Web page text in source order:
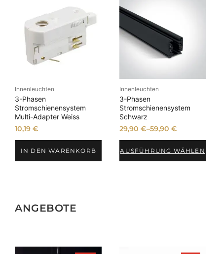
Innenleuchten
3-Phasen
Stromschienensystem
Multi-Adapter Weiss
10,19€
IN DEN WARENKORB
Innenleuchten
3-Phasen
Stromschienensystem
Schwarz
29,90 €–59,90 €
AUSFÜHRUNG WÄHLEN
ANGEBOTE